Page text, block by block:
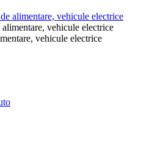
alimentare, vehicule electrice
vehicule electrice
vehicule electrice